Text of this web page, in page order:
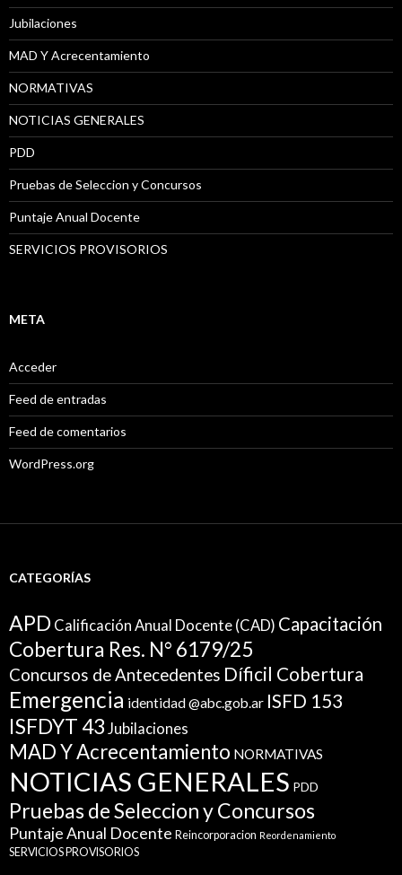
Jubilaciones
MAD Y Acrecentamiento
NORMATIVAS
NOTICIAS GENERALES
PDD
Pruebas de Seleccion y Concursos
Puntaje Anual Docente
SERVICIOS PROVISORIOS
META
Acceder
Feed de entradas
Feed de comentarios
WordPress.org
CATEGORÍAS
APD Calificación Anual Docente (CAD) Capacitación
Cobertura Res. N° 6179/25
Concursos de Antecedentes Díficil Cobertura
Emergencia identidad @abc.gob.ar ISFD 153
ISFDYT 43 Jubilaciones
MAD Y Acrecentamiento NORMATIVAS
NOTICIAS GENERALES PDD
Pruebas de Seleccion y Concursos
Puntaje Anual Docente Reincorporacion Reordenamiento
SERVICIOS PROVISORIOS